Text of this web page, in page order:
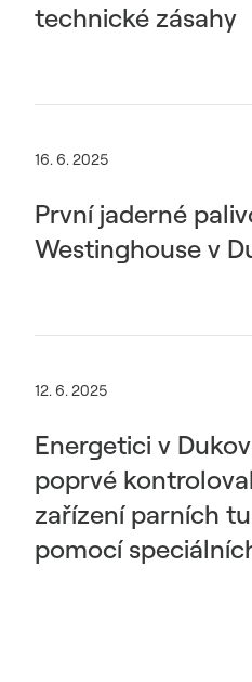
technické zásahy
16. 6. 2025
První jaderné
Westinghouse v
12. 6. 2025
Energetici v
poprvé
zařízení parních
pomocí